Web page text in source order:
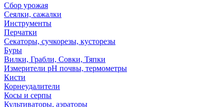
Сбор урожая
Сеялки, сажалки
Инструменты
Перчатки
Секаторы, сучкорезы, кусторезы
Буры
Вилки, Грабли, Совки, Тяпки
Измерители pH почвы, термометры
Кисти
Корнеудалители
Косы и серпы
Культиваторы, аэраторы